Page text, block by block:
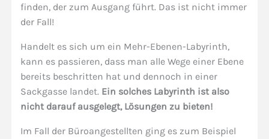
finden, der zum Ausgang führt. Das ist nicht immer
der Fall!
Handelt es sich um ein Mehr-Ebenen-Labyrinth,
kann es passieren, dass man alle Wege einer Ebene
bereits beschritten hat und dennoch in einer
Sackgasse landet. Ein solches Labyrinth ist also
nicht darauf ausgelegt, Lösungen zu bieten!
Im Fall der Büroangestellten ging es zum Beispiel